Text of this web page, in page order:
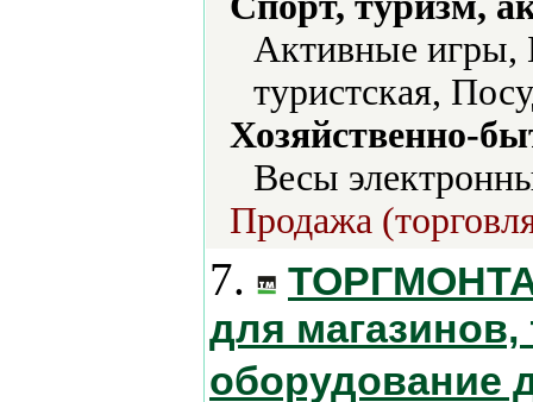
Активные игры,
туристская,
Хозяйственно-
Весы
Продажа
7.
для магазинов,
оборудование